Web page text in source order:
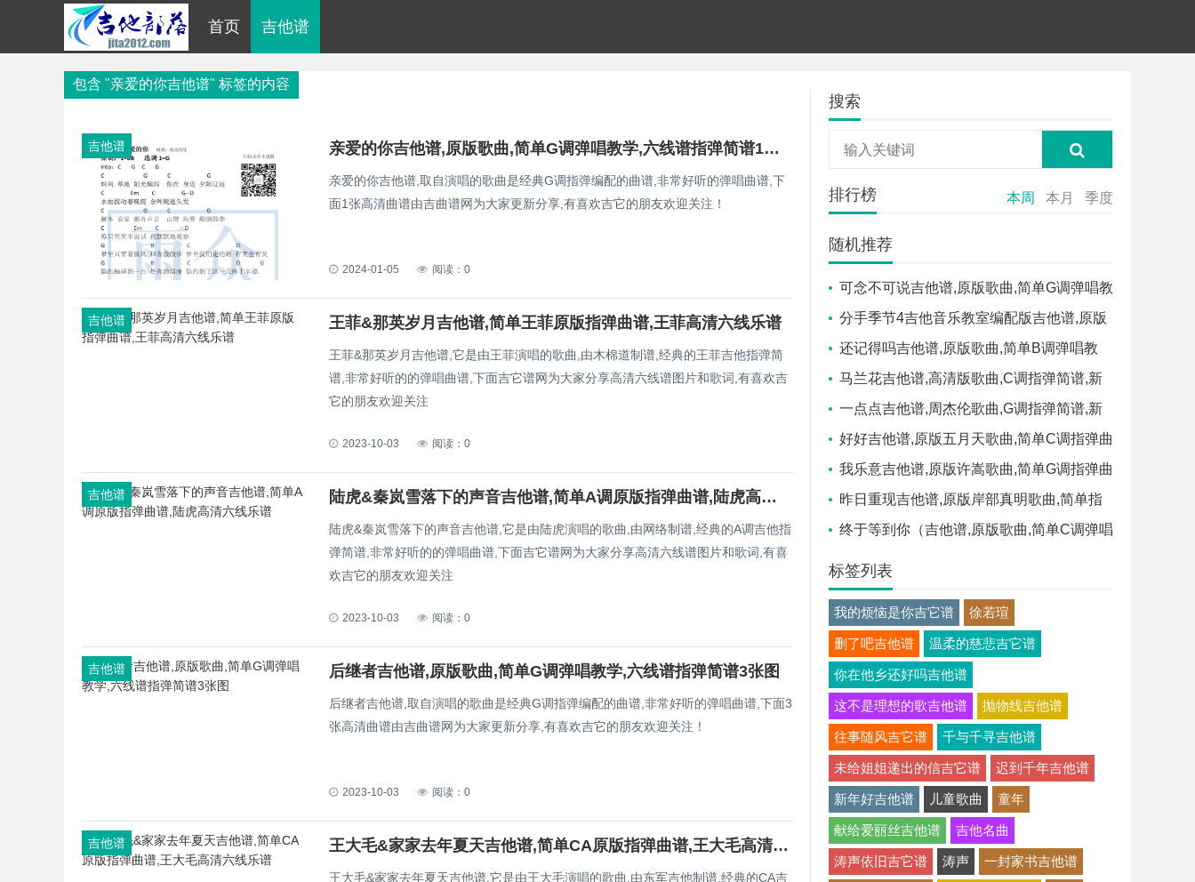
首页 吉他谱
包含 "亲爱的你吉他谱" 标签的内容
吉他谱 亲爱的你吉他谱,原版歌曲,简单G调弹唱教学,六线谱指弹简谱1张图
亲爱的你吉他谱,取自演唱的歌曲是经典G调指弹编配的曲谱,非常好听的弹唱曲谱,下
面1张高清曲谱由吉曲谱网为大家更新分享,有喜欢吉它的朋友欢迎关注！
2024-01-05 阅读：0
吉他谱 王菲&那英岁月吉他谱,简单王菲原版指弹曲谱,王菲高清六线乐谱
王菲&那英岁月吉他谱,它是由王菲演唱的歌曲,由木棉道制谱,经典的王菲吉他指弹简
谱,非常好听的的弹唱曲谱,下面吉它谱网为大家分享高清六线谱图片和歌词,有喜欢吉
它的朋友欢迎关注
2023-10-03 阅读：0
吉他谱 陆虎&秦岚雪落下的声音吉他谱,简单A调原版指弹曲谱,陆虎高清六线乐谱
陆虎&秦岚雪落下的声音吉他谱,它是由陆虎演唱的歌曲,由网络制谱,经典的A调吉他指
弹简谱,非常好听的的弹唱曲谱,下面吉它谱网为大家分享高清六线谱图片和歌词,有喜
欢吉它的朋友欢迎关注
2023-10-03 阅读：0
吉他谱 后继者吉他谱,原版歌曲,简单G调弹唱教学,六线谱指弹简谱3张图
后继者吉他谱,取自演唱的歌曲是经典G调指弹编配的曲谱,非常好听的弹唱曲谱,下面3
张高清曲谱由吉曲谱网为大家更新分享,有喜欢吉它的朋友欢迎关注！
2023-10-03 阅读：0
吉他谱 王大毛&家家去年夏天吉他谱,简单CA原版指弹曲谱,王大毛高清六线乐谱
王大毛&家家去年夏天吉他谱,它是由王大毛演唱的歌曲,由东军吉他制谱,经典的CA吉
搜索
排行榜 本周 本月 季度
随机推荐
可念不可说吉他谱,原版歌曲,简单G调弹唱教
学,六线谱指弹简谱2张图
分手季节4吉他音乐教室编配版吉他谱,原版
歌曲,简单C调弹唱教学,六线谱指弹简谱4张图
还记得吗吉他谱,原版歌曲,简单B调弹唱教
学,六线谱指弹简谱3张图
马兰花吉他谱,高清版歌曲,C调指弹简谱,新
手弹唱六线谱
一点点吉他谱,周杰伦歌曲,G调指弹简谱,新
手弹唱
好好吉他谱,原版五月天歌曲,简单C调指弹曲
谱,高清六线乐谱
我乐意吉他谱,原版许嵩歌曲,简单G调指弹曲
谱,高清六线乐谱
昨日重现吉他谱,原版岸部真明歌曲,简单指
弹曲谱,高清六线乐谱
终于等到你（吉他谱,原版歌曲,简单C调弹唱
教学,六线谱指弹简谱3张图
标签列表
我的烦恼是你吉它谱 徐若瑄
删了吧吉他谱 温柔的慈悲吉它谱
你在他乡还好吗吉他谱
这不是理想的歌吉他谱 抛物线吉他谱
往事随风吉它谱 千与千寻吉他谱
未给姐姐递出的信吉它谱 迟到千年吉他谱
新年好吉他谱 儿童歌曲 童年
献给爱丽丝吉他谱 吉他名曲
涛声依旧吉它谱 涛声 一封家书吉他谱